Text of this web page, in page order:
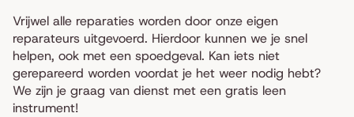
Vrijwel alle reparaties worden door onze eigen
reparateurs uitgevoerd. Hierdoor kunnen we je snel
helpen, ook met een spoedgeval. Kan iets niet
gerepareerd worden voordat je het weer nodig hebt?
We zijn je graag van dienst met een gratis leen
instrument!